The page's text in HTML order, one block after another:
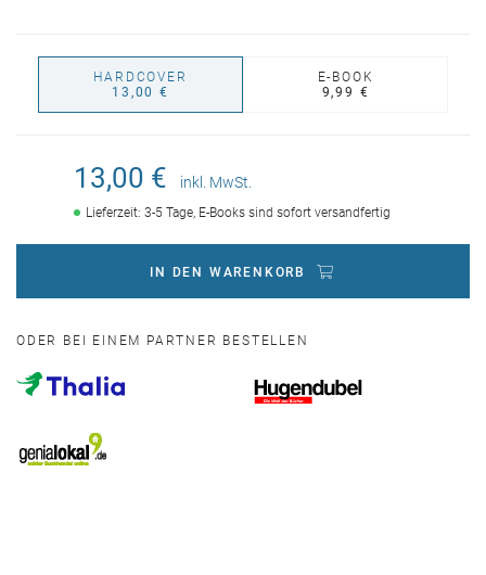
HARDCOVER
13,00 €
E-BOOK
9,99 €
13,00 € inkl. MwSt.
Lieferzeit: 3-5 Tage, E-Books sind sofort versandfertig
IN DEN WARENKORB
ODER BEI EINEM PARTNER BESTELLEN